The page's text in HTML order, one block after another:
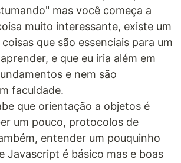
mas você começa a
muito interessante, existe um
que são essenciais para um
e que eu iria além em
e nem são
faculdade.
que orientação a objetos é
um pouco, protocolos de
entender um pouquinho
Javascript é básico mas e boas